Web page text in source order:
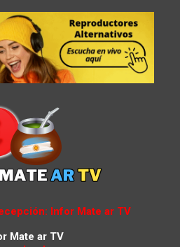
Infor Mate ar TV
Mate ar TV